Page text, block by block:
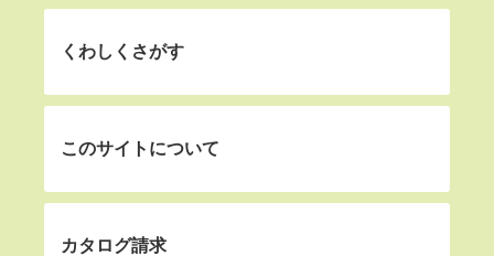
くわしくさがす
このサイトについて
カタログ請求